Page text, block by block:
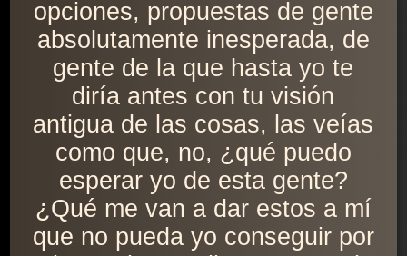
opciones, propuestas de gente
absolutamente inesperada, de
gente de la que hasta yo te
diría antes con tu visión
antigua de las cosas, las veías
como que, no, ¿qué puedo
esperar yo de esta gente?
¿Qué me van a dar estos a mí
que no pueda yo conseguir por